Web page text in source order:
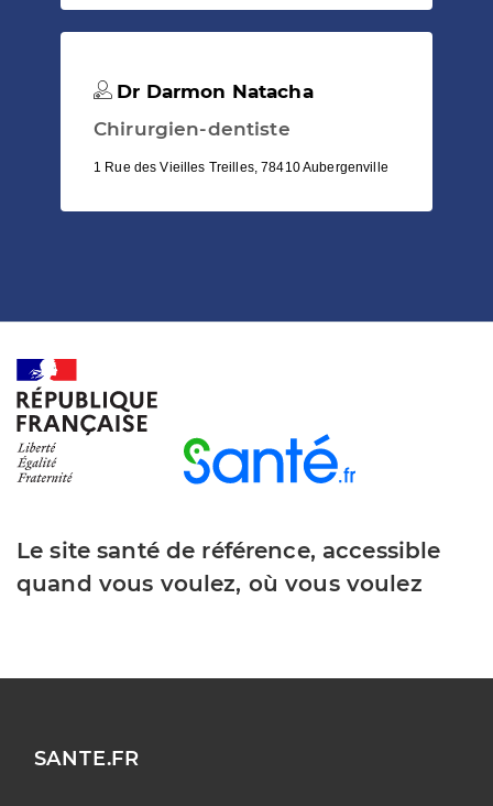
Dr Darmon Natacha
Chirurgien-dentiste
1 Rue des Vieilles Treilles, 78410 Aubergenville
Le site santé de référence, accessible
quand vous voulez, où vous voulez
SANTE.FR